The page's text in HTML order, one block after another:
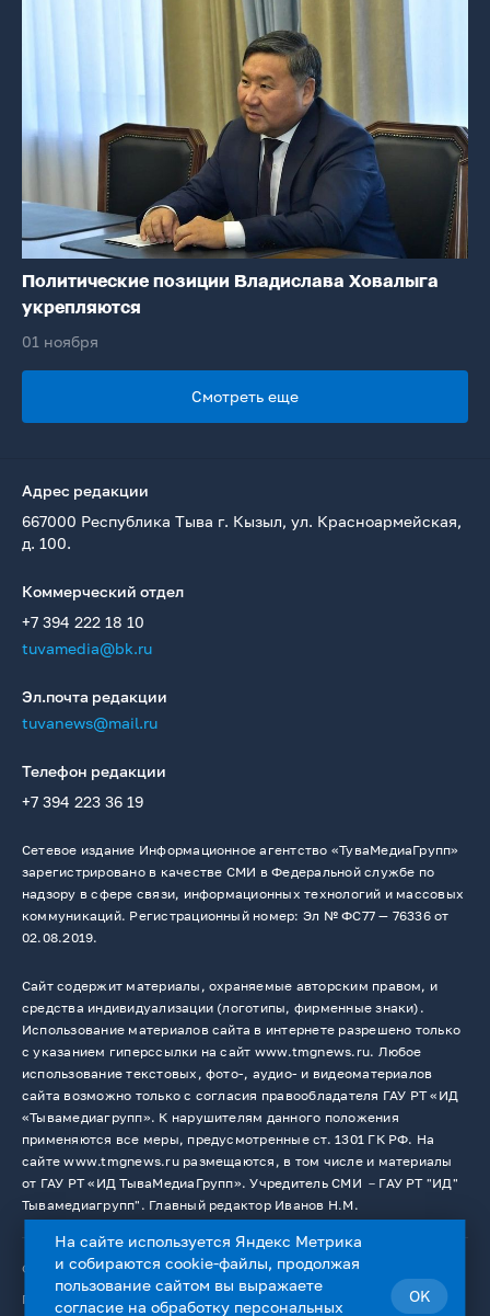
Политические позиции Владислава Ховалыга
укрепляются
01 ноября
Смотреть еще
Адрес редакции
667000 Республика Тыва г. Кызыл, ул. Красноармейская,
д. 100.
Коммерческий отдел
+7 394 222 18 10
tuvamedia@bk.ru
Эл.почта редакции
tuvanews@mail.ru
Телефон редакции
+7 394 223 36 19
Сетевое издание Информационное агентство «ТуваМедиаГрупп»
зарегистрировано в качестве СМИ в Федеральной службе по
надзору в сфере связи, информационных технологий и массовых
коммуникаций. Регистрационный номер: Эл № ФС77 — 76336 от
02.08.2019.
Сайт содержит материалы, охраняемые авторским правом, и
средства индивидуализации (логотипы, фирменные знаки).
Использование материалов сайта в интернете разрешено только
с указанием гиперссылки на сайт www.tmgnews.ru. Любое
использование текстовых, фото-, аудио- и видеоматериалов
сайта возможно только с согласия правообладателя ГАУ РТ «ИД
«Тывамедиагрупп». К нарушителям данного положения
применяются все меры, предусмотренные ст. 1301 ГК РФ. На
сайте www.tmgnews.ru размещаются, в том числе и материалы
от ГАУ РТ «ИД ТываМедиаГрупп». Учредитель СМИ －ГАУ РТ "ИД"
Тывамедиагрупп". Главный редактор Иванов Н.М.
© 2026. Все права защищены.
12+
Пользовательское соглашение
На сайте используется Яндекс Метрика
и собираются cookie-файлы, продолжая
пользование сайтом вы выражаете
согласие наобработку персональных
OK